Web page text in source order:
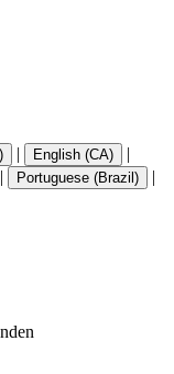
| English (CA) |
| Portuguese (Brazil) |